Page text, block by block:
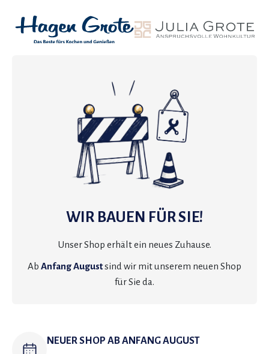
WIR BAUEN FÜR SIE!
Unser Shop erhält ein neues Zuhause.
Ab Anfang Augustsind wir mit unserem neuen Shop
für Sie da.
NEUER SHOP AB ANFANG AUGUST